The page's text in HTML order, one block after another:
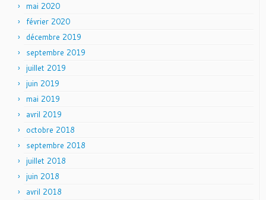
mai 2020
février 2020
décembre 2019
septembre 2019
juillet 2019
juin 2019
mai 2019
avril 2019
octobre 2018
septembre 2018
juillet 2018
juin 2018
avril 2018